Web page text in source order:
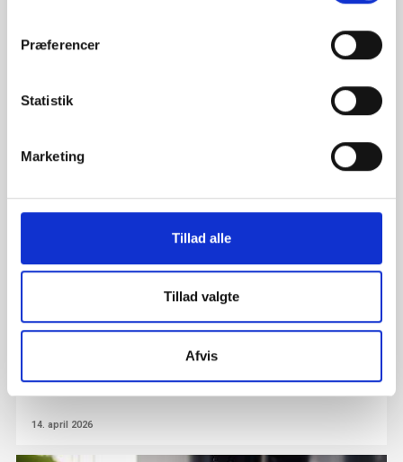
Præferencer
Statistik
Marketing
Tillad alle
Tillad valgte
Afvis
40 ÅRS JUBILÆUM
Helle Skadborg kan fejre 40-års jubilæum som revisor onsdag
14. april 2026